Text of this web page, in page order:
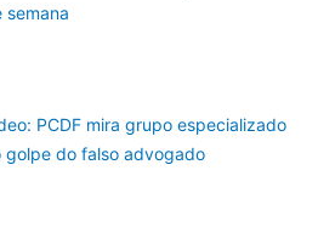
semana
PCDF mira grupo especializado
golpe do falso advogado